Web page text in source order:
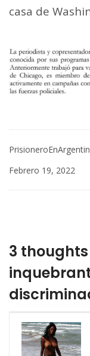
casa de
Febrero 19, 2022
3